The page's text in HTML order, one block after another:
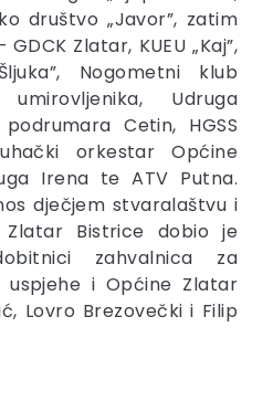
društvo „Javor”, zatim
Zlatar, KUEU „Kaj”,
Nogometni klub
Udruga
Cetin, HGSS
orkestar Općine
Irena te ATV Putna.
dječjem stvaralaštvu i
Zlatar Bistrice dobio je
zahvalnica za
i Općine Zlatar
Lovro Brezovečki i Filip